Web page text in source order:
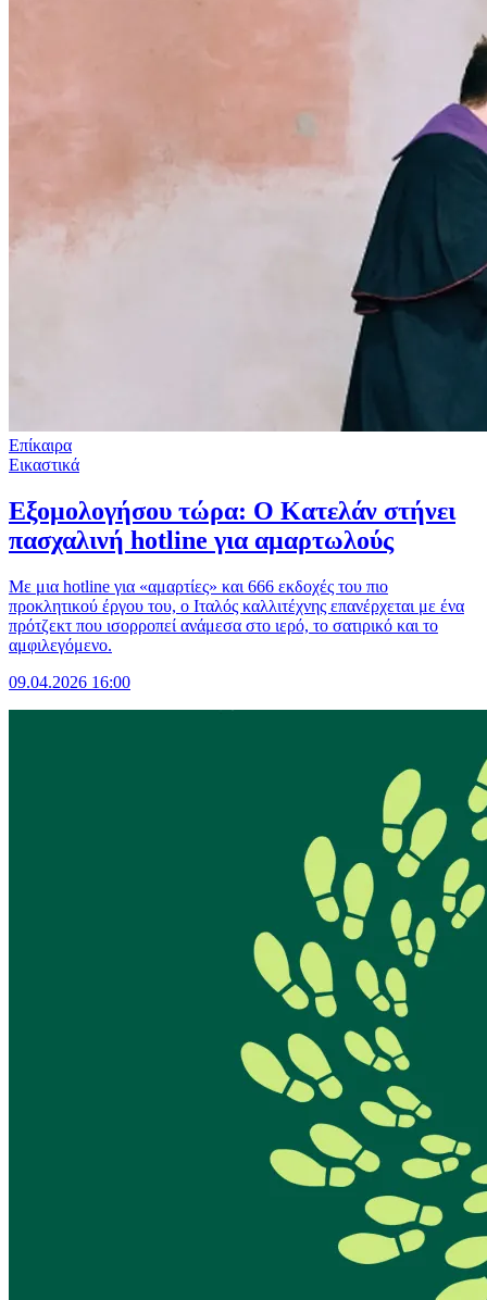
Επίκαιρα
Εικαστικά
Εξομολογήσου τώρα: Ο Κατελάν στήνει
πασχαλινή hotline για αμαρτωλούς
Με μια hotline για «αμαρτίες» και 666 εκδοχές του πιο
προκλητικού έργου του, ο Ιταλός καλλιτέχνης επανέρχεται με ένα
πρότζεκτ που ισορροπεί ανάμεσα στο ιερό, το σατιρικό και το
αμφιλεγόμενο.
09.04.2026 16:00